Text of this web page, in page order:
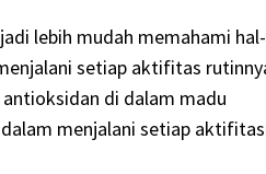
lebih mudah memahami
setiap aktifitas
di dalam madu
menjalani setiap